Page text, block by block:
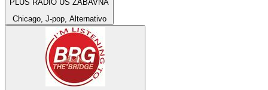
PLUS RADIO US ZABAVNA
Chicago, J-pop, Alternativo